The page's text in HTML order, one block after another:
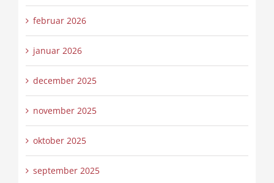
februar 2026
januar 2026
december 2025
november 2025
oktober 2025
september 2025